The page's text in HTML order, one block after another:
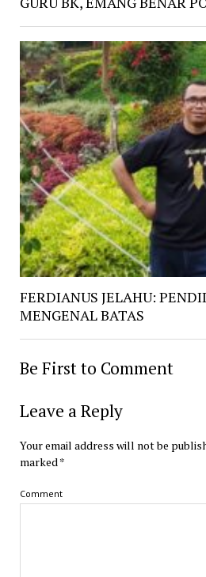
FERDIANUS JELAHU:
MENGENAL BATAS
Be First to Comment
Leave a Reply
Your email address will not be
marked*
Comment